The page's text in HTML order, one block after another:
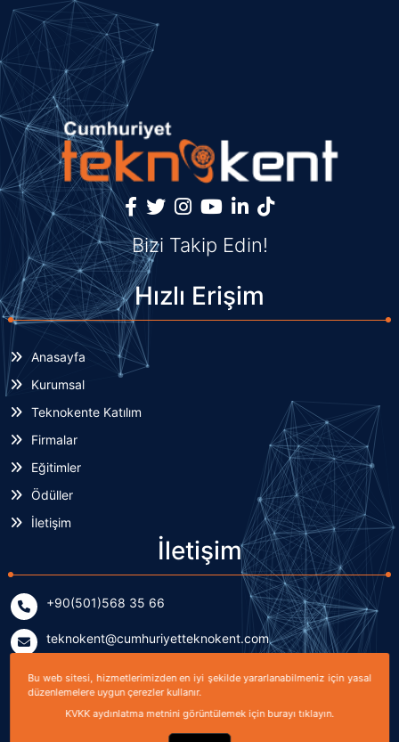
Bizi Takip Edin!
Hızlı Erişim
Anasayfa
Kurumsal
Teknokente Katılım
Firmalar
Eğitimler
Ödüller
İletişim
İletişim
+90(501)568 35 66
teknokent@cumhuriyetteknokent.com
Yenişehir Mahallesi Kardeşler Caddesi No: 7/2 (B Blok)
Sivas, TÜRKİYE
Bu web sitesi, hizmetlerimizden en iyi şekilde yararlanabilmeniz için yasal
düzenlemelere uygun çerezler kullanır.
KVKK aydınlatma metnini görüntülemek için burayı tıklayın.